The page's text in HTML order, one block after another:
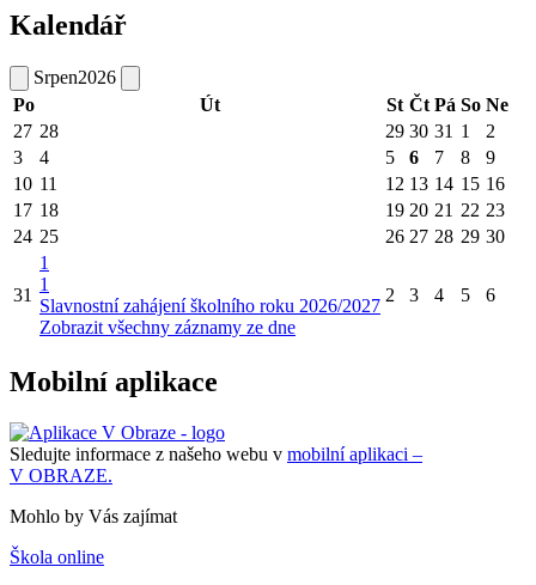
Kalendář
Srpen2026
Po
Út St Čt Pá So Ne
27 28 29 30 31 1
2
3
4 5 6 7 8
9
10 11 12 13 14 15 16
17 18 19 20 21 22 23
24 25 26 27 28 29 30
31
1
1
Slavnostní zahájení školního roku 2026/2027
Zobrazit všechny záznamy ze dne
2 3 4 5 6
Mobilní aplikace
Sledujte informace z našeho webu v mobilní aplikaci –
V OBRAZE.
Mohlo by Vás zajímat
Škola online